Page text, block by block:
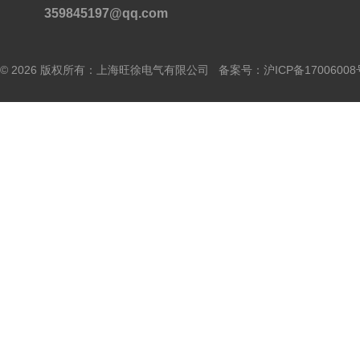
359845197@qq.com
© 2026 版权所有：上海旺徐电气有限公司 备案号： 沪ICP备17006008